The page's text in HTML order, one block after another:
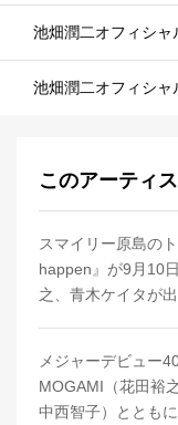
池畑潤二オフィシャ
池畑潤二オフィシャ
このアーティ
スマイリー原島の
happen』が9月10
之、青木ケイタが
メジャーデビュー
MOGAMI（花田裕
中西智子）ととも